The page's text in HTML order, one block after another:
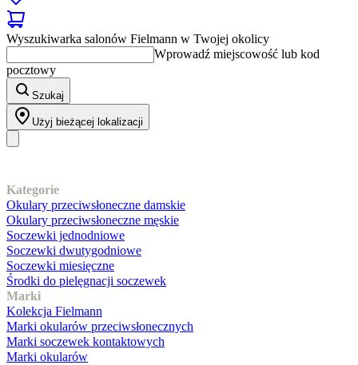
Wyszukiwarka salonów Fielmann w Twojej okolicy
Wprowadź miejscowość lub kod
pocztowy
Szukaj
Użyj bieżącej lokalizacji
Kategorie
Okulary przeciwsłoneczne damskie
Okulary przeciwsłoneczne męskie
Soczewki jednodniowe
Soczewki dwutygodniowe
Soczewki miesięczne
Środki do pielęgnacji soczewek
Marki
Kolekcja Fielmann
Marki okularów przeciwsłonecznych
Marki soczewek kontaktowych
Marki okularów